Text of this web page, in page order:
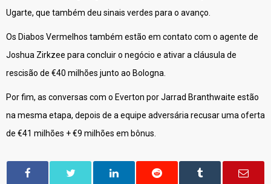
Ugarte, que também deu sinais verdes para o avanço.
Os Diabos Vermelhos também estão em contato com o agente de
Joshua Zirkzee para concluir o negócio e ativar a cláusula de
rescisão de €40 milhões junto ao Bologna.
Por fim, as conversas com o Everton por Jarrad Branthwaite estão
na mesma etapa, depois de a equipe adversária recusar uma oferta
de €41 milhões + €9 milhões em bônus.